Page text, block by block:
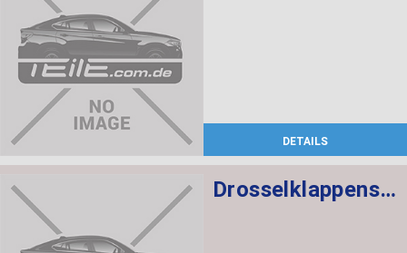
DETAILS
Drosselklappenstutzen